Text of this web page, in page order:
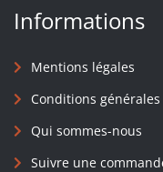
Informations
Mentions légales
Conditions
Qui sommes-nous
Suivre une